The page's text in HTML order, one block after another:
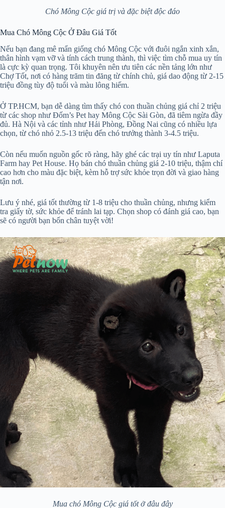
Chó Mông Cộc giá trị và đặc biệt độc đáo
Mua Chó Mông Cộc Ở Đâu Giá Tốt
Nếu bạn đang mê mẩn giống chó Mông Cộc với đuôi ngắn xinh xắn,
thân hình vạm vỡ và tính cách trung thành, thì việc tìm chỗ mua uy tín
là cực kỳ quan trọng. Tôi khuyên nên ưu tiên các nền tảng lớn như
Chợ Tốt, nơi có hàng trăm tin đăng từ chính chủ, giá dao động từ 2-15
triệu đồng tùy độ tuổi và màu lông hiếm.
Ở TP.HCM, bạn dễ dàng tìm thấy chó con thuần chủng giá chỉ 2 triệu
từ các shop như Đốm’s Pet hay Mông Cộc Sài Gòn, đã tiêm ngừa đầy
đủ. Hà Nội và các tỉnh như Hải Phòng, Đồng Nai cũng có nhiều lựa
chọn, từ chó nhỏ 2.5-13 triệu đến chó trưởng thành 3-4.5 triệu.
Còn nếu muốn nguồn gốc rõ ràng, hãy ghé các trại uy tín như Laputa
Farm hay Pet House. Họ bán chó thuần chủng giá 2-10 triệu, thậm chí
cao hơn cho màu đặc biệt, kèm hỗ trợ sức khỏe trọn đời và giao hàng
tận nơi.
Lưu ý nhé, giá tốt thường từ 1-8 triệu cho thuần chủng, nhưng kiểm
tra giấy tờ, sức khỏe để tránh lai tạp. Chọn shop có đánh giá cao, bạn
sẽ có người bạn bốn chân tuyệt vời!
Mua chó Mông Cộc giá tốt ở đâu đây